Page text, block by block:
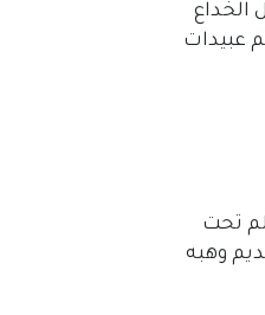
عبيدات
تحت
وهبه